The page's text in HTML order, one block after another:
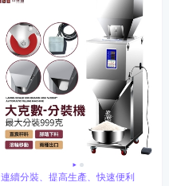
連續分裝、提高生產、快速便利